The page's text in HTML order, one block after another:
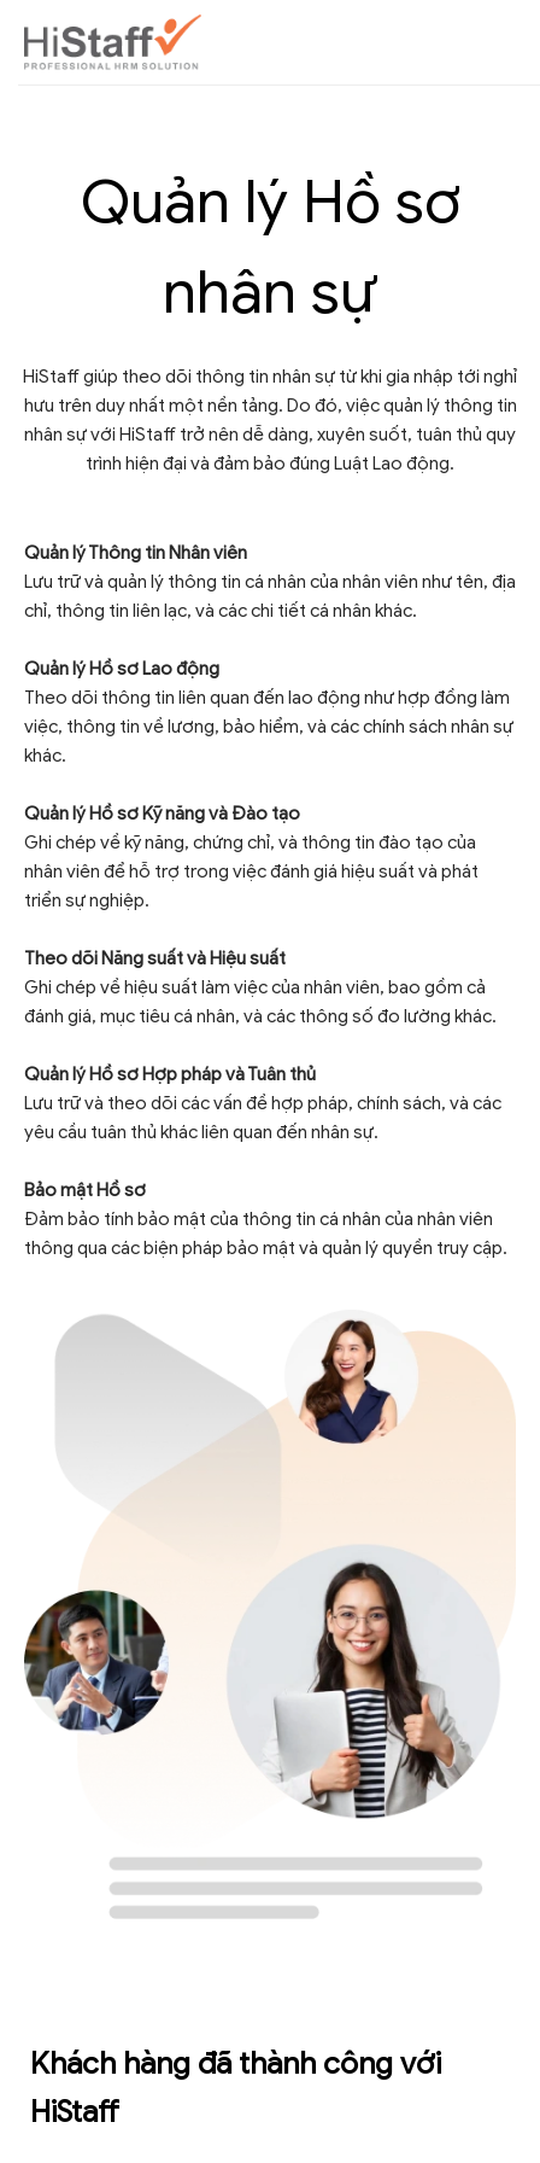
Quản lý Hồ sơ
nhân sự
HiStaff giúp theo dõi thông tin nhân sự từ khi gia nhập tới nghỉ
hưu trên duy nhất một nền tảng. Do đó, việc quản lý thông tin
nhân sự với HiStaff trở nên dễ dàng, xuyên suốt, tuân thủ quy
trình hiện đại và đảm bảo đúng Luật Lao động.
Quản lý Thông tin Nhân viên
Lưu trữ và quản lý thông tin cá nhân của nhân viên như tên, địa
chỉ, thông tin liên lạc, và các chi tiết cá nhân khác.
Quản lý Hồ sơ Lao động
Theo dõi thông tin liên quan đến lao động như hợp đồng làm
việc, thông tin về lương, bảo hiểm, và các chính sách nhân sự
khác.
Quản lý Hồ sơ Kỹ năng và Đào tạo
Ghi chép về kỹ năng, chứng chỉ, và thông tin đào tạo của
nhân viên để hỗ trợ trong việc đánh giá hiệu suất và phát
triển sự nghiệp.
Theo dõi Năng suất và Hiệu suất
Ghi chép về hiệu suất làm việc của nhân viên, bao gồm cả
đánh giá, mục tiêu cá nhân, và các thông số đo lường khác.
Quản lý Hồ sơ Hợp pháp và Tuân thủ
Lưu trữ và theo dõi các vấn đề hợp pháp, chính sách, và các
yêu cầu tuân thủ khác liên quan đến nhân sự.
Bảo mật Hồ sơ
Đảm bảo tính bảo mật của thông tin cá nhân của nhân viên
thông qua các biện pháp bảo mật và quản lý quyền truy cập.
Khách hàng đã thành công với
HiStaff